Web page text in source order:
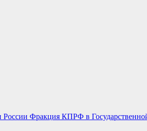
России Фракция КПРФ в